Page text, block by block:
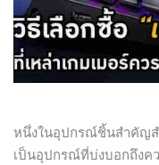
หนึ่งในอุปกรณ์ชิ้นสำคัญส
เป็นอุปกรณ์ที่บ่งบอกถึงค